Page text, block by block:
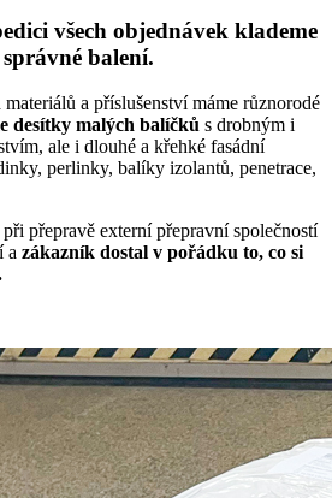
všech objednávek klademe
balení.
a příslušenství máme různorodé
desítky malých balíčků s drobným i
ale i dlouhé a křehké fasádní
perlinky, balíky izolantů, penetrace,
přepravě externí přepravní společností
a zákazník dostal v pořádku to, co si